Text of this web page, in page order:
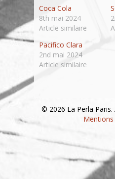
Coca Cola
8th mai 2024
Article similaire
Pacifico Clara
2nd mai 2024
Article similaire
© 2026 La Perla Paris.
Mentions